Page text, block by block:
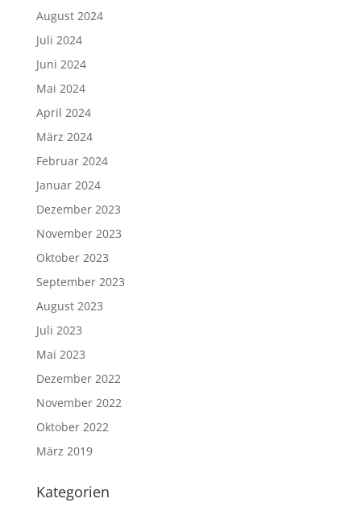
August 2024
Juli 2024
Juni 2024
Mai 2024
April 2024
März 2024
Februar 2024
Januar 2024
Dezember 2023
November 2023
Oktober 2023
September 2023
August 2023
Juli 2023
Mai 2023
Dezember 2022
November 2022
Oktober 2022
März 2019
Kategorien